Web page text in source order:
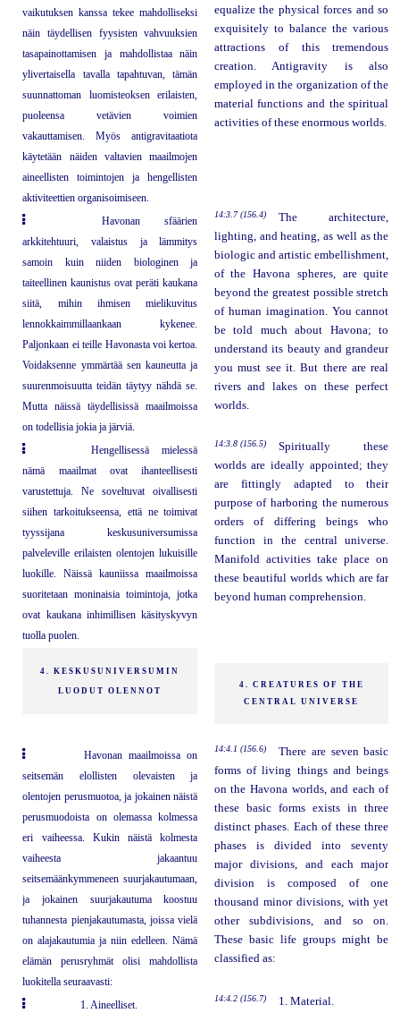
vaikutuksen kanssa tekee mahdolliseksi
näin täydellisen fyysisten vahvuuksien
tasapainottamisen ja mahdollistaa näin
ylivertaisella tavalla tapahtuvan, tämän
suunnattoman luomisteoksen erilaisten,
puoleensa vetävien voimien
vakauttamisen. Myös antigravitaatiota
käytetään näiden valtavien maailmojen
aineellisten toimintojen ja hengellisten
aktiviteettien organisoimiseen.
equalize the physical forces and so
exquisitely to balance the various
attractions of this tremendous
creation. Antigravity is also
employed in the organization of the
material functions and the spiritual
activities of these enormous worlds.
Havonan sfäärien
arkkitehtuuri, valaistus ja lämmitys
samoin kuin niiden biologinen ja
taiteellinen kaunistus ovat peräti kaukana
siitä, mihin ihmisen mielikuvitus
lennokkaimmillaankaan kykenee.
Paljonkaan ei teille Havonasta voi kertoa.
Voidaksenne ymmärtää sen kauneutta ja
suurenmoisuutta teidän täytyy nähdä se.
Mutta näissä täydellisissä maailmoissa
on todellisia jokia ja järviä.
14:3.7 (156.4)
The architecture,
lighting, and heating, as well as the
biologic and artistic embellishment,
of the Havona spheres, are quite
beyond the greatest possible stretch
of human imagination. You cannot
be told much about Havona; to
understand its beauty and grandeur
you must see it. But there are real
rivers and lakes on these perfect
worlds.
Hengellisessä mielessä
nämä maailmat ovat ihanteellisesti
varustettuja. Ne soveltuvat oivallisesti
siihen tarkoitukseensa, että ne toimivat
tyyssijana keskusuniversumissa
palveleville erilaisten olentojen lukuisille
luokille. Näissä kauniissa maailmoissa
suoritetaan moninaisia toimintoja, jotka
ovat kaukana inhimillisen käsityskyvyn
tuolla puolen.
14:3.8 (156.5)
Spiritually these
worlds are ideally appointed; they
are fittingly adapted to their
purpose of harboring the numerous
orders of differing beings who
function in the central universe.
Manifold activities take place on
these beautiful worlds which are far
beyond human comprehension.
4. KESKUSUNIVERSUMIN
LUODUT OLENNOT
4. CREATURES OF THE
CENTRAL UNIVERSE
Havonan maailmoissa on
seitsemän elollisten olevaisten ja
olentojen perusmuotoa, ja jokainen näistä
perusmuodoista on olemassa kolmessa
eri vaiheessa. Kukin näistä kolmesta
vaiheesta jakaantuu
seitsemäänkymmeneen suurjakautumaan,
ja jokainen suurjakautuma koostuu
tuhannesta pienjakautumasta, joissa vielä
on alajakautumia ja niin edelleen. Nämä
elämän perusryhmät olisi mahdollista
luokitella seuraavasti:
14:4.1 (156.6)
There are seven basic
forms of living things and beings
on the Havona worlds, and each of
these basic forms exists in three
distinct phases. Each of these three
phases is divided into seventy
major divisions, and each major
division is composed of one
thousand minor divisions, with yet
other subdivisions, and so on.
These basic life groups might be
classified as:
1. Aineelliset.
14:4.2 (156.7) 1. Material.